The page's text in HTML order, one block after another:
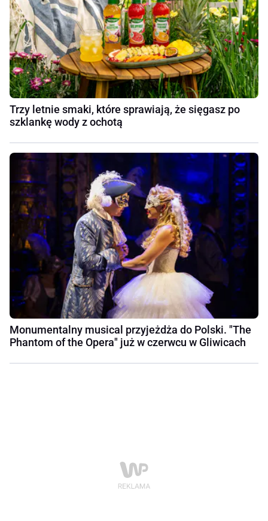
Trzy letnie smaki, które sprawiają, że sięgasz po
szklankę wody z ochotą
Monumentalny musical przyjeżdża do Polski. "The
Phantom of the Opera" już w czerwcu w Gliwicach